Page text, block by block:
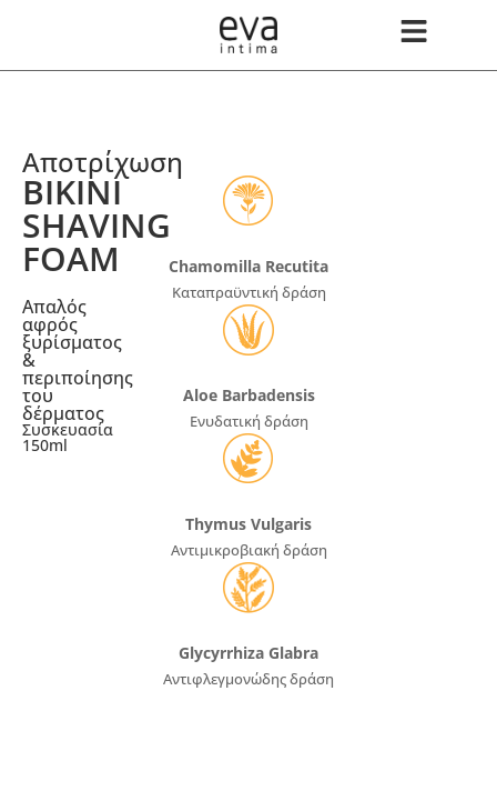
Αποτρίχωση
BIKINI
SHAVING
FOAM
Απαλός
αφρός
ξυρίσματος
&
περιποίησης
του
δέρματος
Συσκευασία
150ml
Chamomilla Recutita
Καταπραϋντική δράση
Aloe Barbadensis
Ενυδατική δράση
Thymus Vulgaris
Αντιμικροβιακή δράση
Glycyrrhiza Glabra
Αντιφλεγμονώδης δράση